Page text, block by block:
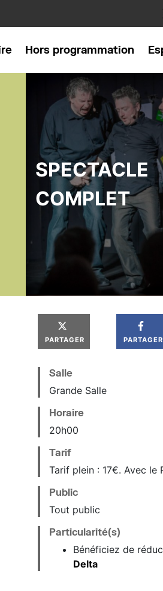
Hors programmation
SPECTACLE
COMPLET
PARTAGER PARTAGER
Salle
Grande Salle
Horaire
20h00
Tarif
Tarif plein : 17€. Avec le
Public
Tout public
Particularité(s)
Bénéficiez de
Delta